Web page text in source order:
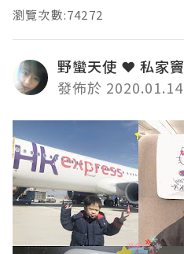
瀏覽次數:74272
野蠻天使 ❤ 私家竇
發佈於 2020.01.14